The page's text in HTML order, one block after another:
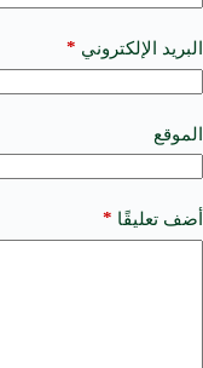
البريد الإلكتروني *
الموقع
أضف تعليقًا *
a
t
i
e
: